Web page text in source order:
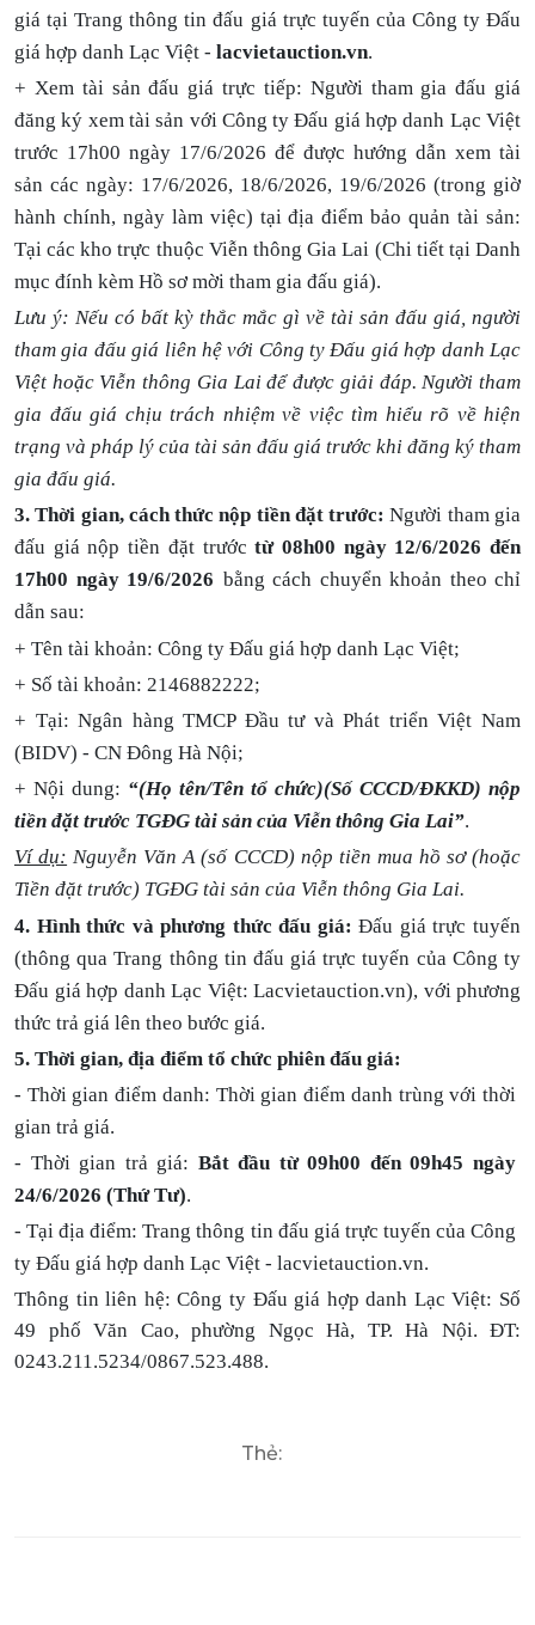
giá tạiTrang thông tin đấu giá trực tuyến của Công ty Đấu
giá hợp danh Lạc Việt - lacvietauction.vn.
+ Xem tài sản đấu giá trực tiếp: Người tham gia đấu giá
đăng ký xem tài sản với Công ty Đấu giá hợp danh Lạc Việt
trước 17h00 ngày 17/6/2026 để được hướng dẫn xem tài
sản các ngày: 17/6/2026, 18/6/2026, 19/6/2026 (trong giờ
hành chính, ngày làm việc) tại địa điểm bảo quản tài sản:
Tại các kho trực thuộc Viễn thông Gia Lai (Chi tiết tại Danh
mục đính kèm Hồ sơ mời tham gia đấu giá).
Lưu ý: Nếu có bất kỳ thắc mắc gì về tài sản đấu giá, người
tham gia đấu giá liên hệ với Công ty Đấu giá hợp danh Lạc
Việt hoặc Viễn thông Gia Lai để được giải đáp. Người tham
gia đấu giá chịu trách nhiệm về việc tìm hiểu rõ về hiện
trạng và pháp lý của tài sản đấu giá trước khi đăng ký tham
gia đấu giá.
3. Thời gian, cách thức nộp tiền đặt trước:Người tham gia
đấu giá nộp tiền đặt trướctừ 08h00 ngày 12/6/2026 đến
17h00 ngày 19/6/2026 bằng cách chuyển khoản theo chỉ
dẫn sau:
+ Tên tài khoản: Công ty Đấu giá hợp danh Lạc Việt;
+ Số tài khoản: 2146882222;
+ Tại: Ngân hàng TMCP Đầu tư và Phát triển Việt Nam
(BIDV) - CN Đông Hà Nội;
+ Nội dung: “(Họ tên/Tên tổ chức)(Số CCCD/ĐKKD) nộp
tiền đặt trước TGĐG tài sản của Viễn thông Gia Lai”.
Ví dụ: Nguyễn Văn A (số CCCD) nộp tiền mua hồ sơ (hoặc
Tiền đặt trước) TGĐG tài sản của Viễn thông Gia Lai.
4. Hình thức và phương thức đấu giá:Đấu giá trực tuyến
(thông qua Trang thông tin đấu giá trực tuyến của Công ty
Đấu giá hợp danh Lạc Việt: Lacvietauction.vn), với phương
thức trả giá lên theo bước giá.
5. Thời gian, địa điểm tổ chức phiên đấu giá:
- Thời gian điểm danh: Thời gian điểm danh trùng với thời
gian trả giá.
- Thời gian trả giá: Bắt đầu từ 09h00 đến 09h45 ngày
24/6/2026 (Thứ Tư).
- Tại địa điểm: Trang thông tin đấu giá trực tuyến của Công
ty Đấu giá hợp danh Lạc Việt - lacvietauction.vn.
Thông tin liên hệ: Công ty Đấu giá hợp danh Lạc Việt: Số
49 phố Văn Cao, phường Ngọc Hà, TP. Hà Nội. ĐT:
0243.211.5234/0867.523.488.
Thẻ: